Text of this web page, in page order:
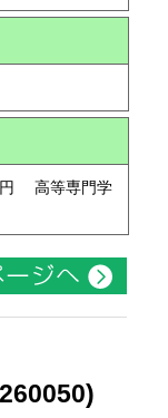
円 高等専門学